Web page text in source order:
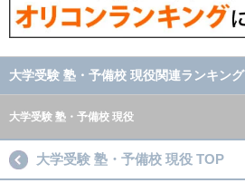
大学受験 塾・予備校 現役関連ランキング
大学受験 塾・予備校 現役
大学受験 塾・予備校 現役 TOP